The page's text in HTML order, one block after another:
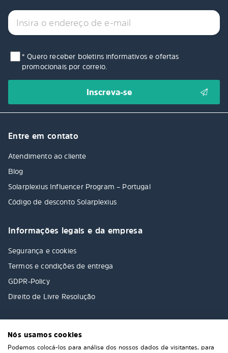
* Quero receber boletins informativos e ofertas
promocionais por correio.
Entre em contato
Atendimento ao cliente
Blog
Solarplexius Influencer Program – Portugal
Código de desconto Solarplexius
Informações legais e da empresa
Segurança e cookies
Termos e condições de entrega
GDPR-Policy
Direito de Livre Resolução
Nós usamos cookies
Podemos colocá-los para análise dos nossos dados de visitantes, para